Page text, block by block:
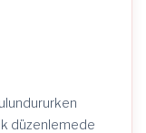
düzenlemede